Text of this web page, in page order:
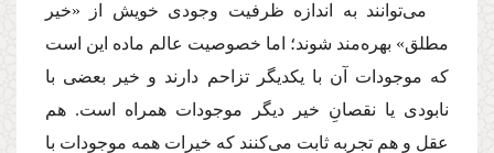
مى‌توانند به اندازه ظرفیت وجودى خویش از «خیر
مطلق» بهره‌مند شوند؛ اما خصوصیت عالم ماده این است
كه موجودات آن با یكدیگر تزاحم دارند و خیر بعضى با
نابودى یا نقصانِ خیر دیگر موجودات همراه است. هم
عقل و هم تجربه ثابت مى‌كنند كه خیرات همه موجودات با